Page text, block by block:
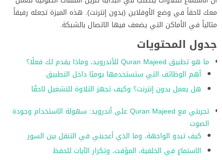
معك لاحقاً في وضع الأوفلاين (بدون إنترنت). هذه الميزة تجعله رفيقاً
مثالياً في الأماكن التي يضعف فيها الاتصال بالشبكة.
جدول المحتويات
ما هو تطبيق Quran Majeed للأندرويد، وماذا يقدم لك فعلًا؟
أهم الوظائف التي ستستخدمها يوميًا داخل التطبيق
هل يعمل بدون إنترنت؟ وكيف تجهز التلاوة للتشغيل لاحقًا
تجربتي مع Quran Majeed على أندرويد: سهولة الاستخدام وجودة
الصوت
كيف تبدو الواجهة، وما الذي أعجبني في التنقل بين السور
الاستماع في الخلفية، المؤقت، وتكرار الآيات للحفظ